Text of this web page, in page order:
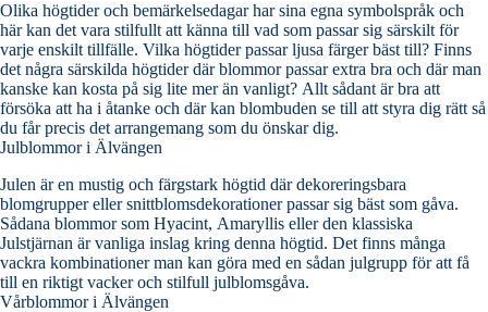
Olika högtider och bemärkelsedagar har sina egna symbolspråk och
här kan det vara stilfullt att känna till vad som passar sig särskilt för
varje enskilt tillfälle. Vilka högtider passar ljusa färger bäst till? Finns
det några särskilda högtider där blommor passar extra bra och där man
kanske kan kosta på sig lite mer än vanligt? Allt sådant är bra att
försöka att ha i åtanke och där kan blombuden se till att styra dig rätt så
du får precis det arrangemang som du önskar dig.
Julblommor i Älvängen
Julen är en mustig och färgstark högtid där dekoreringsbara
blomgrupper eller snittblomsdekorationer passar sig bäst som gåva.
Sådana blommor som Hyacint, Amaryllis eller den klassiska
Julstjärnan är vanliga inslag kring denna högtid. Det finns många
vackra kombinationer man kan göra med en sådan julgrupp för att få
till en riktigt vacker och stilfull julblomsgåva.
Vårblommor i Älvängen